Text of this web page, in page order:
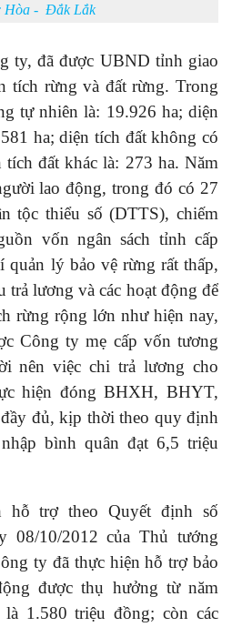
Hòa - Đắk Lắk
ty, đã được UBND tỉnh giao
tích rừng và đất rừng. Trong
tự nhiên là: 19.926 ha; diện
ha; diện tích đất không có
đất khác là: 273 ha. Năm
lao động, trong đó có 27
tộc thiểu số (DTTS), chiếm
vốn ngân sách tỉnh cấp
quản lý bảo vệ rừng rất thấp,
trả lương và các hoạt động để
rừng rộng lớn như hiện nay,
Công ty mẹ cấp vốn tương
nên việc chi trả lương cho
hiện đóng BHXH, BHYT,
đủ, kịp thời theo quy định
bình quân đạt 6,5 triệu
hỗ trợ theo Quyết định số
08/10/2012 của Thủ tướng
ty đã thực hiện hỗ trợ bảo
được thụ hưởng từ năm
1.580 triệu đồng; còn các